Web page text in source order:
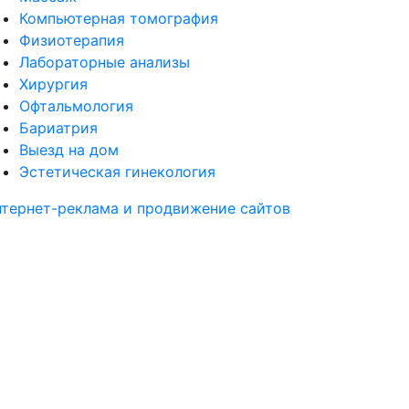
Компьютерная томография
Физиотерапия
Лабораторные анализы
Хирургия
Офтальмология
Бариатрия
Выезд на дом
Эстетическая гинекология
реклама и продвижение сайтов